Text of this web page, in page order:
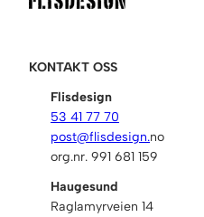
KONTAKT OSS
Flisdesign
53 41 77 70
post@flisdesign.no
org.nr. 991 681 159
Haugesund
Raglamyrveien 14